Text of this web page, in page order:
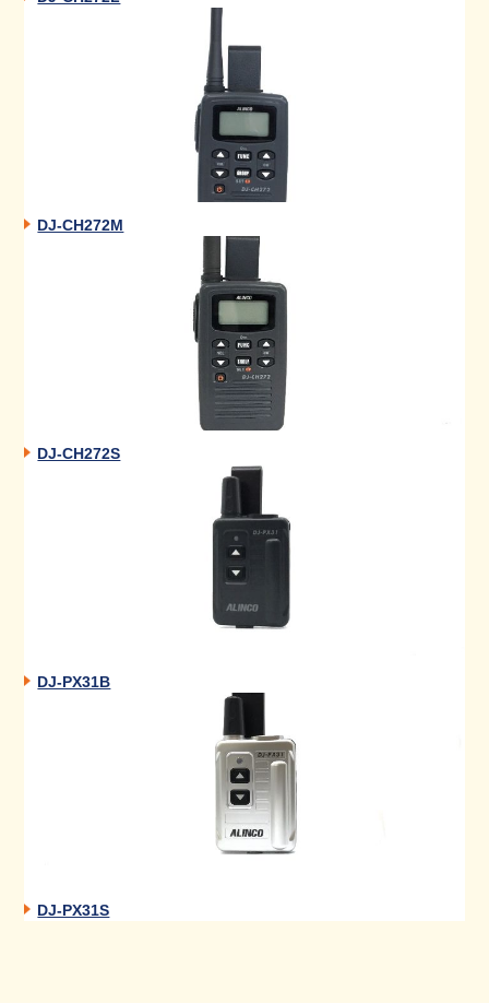
DJ-CH272M
DJ-CH272S
DJ-PX31B
DJ-PX31S